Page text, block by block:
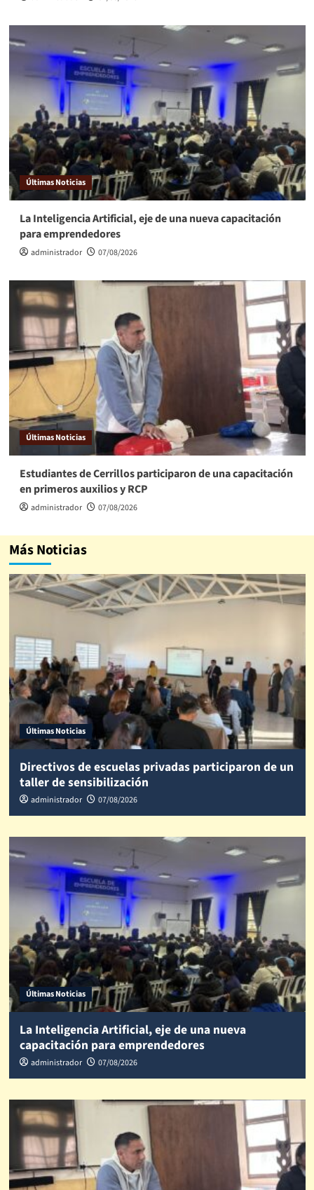
Últimas Noticias
La Inteligencia Artificial, eje de una nueva capacitación
para emprendedores
administrador 07/08/2026
Últimas Noticias
Estudiantes de Cerrillos participaron de una capacitación
en primeros auxilios y RCP
administrador 07/08/2026
Más Noticias
Últimas Noticias
Directivos de escuelas privadas participaron de un
taller de sensibilización
administrador 07/08/2026
Últimas Noticias
La Inteligencia Artificial, eje de una nueva
capacitación para emprendedores
administrador 07/08/2026